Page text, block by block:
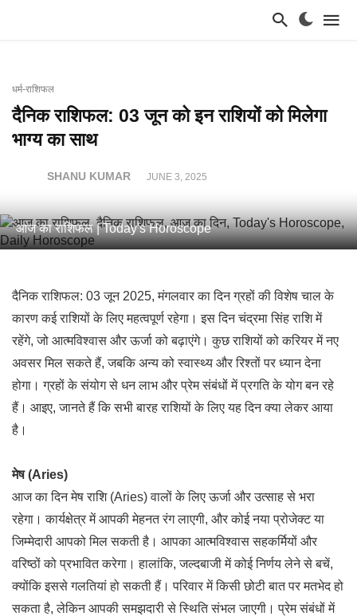
धर्म-राशिफल
दैनिक राशिफल: 03 जून को इन राशियों को मिलेगा
भाग्य का साथ
SHANU KUMAR JUNE 3, 2025
आज का राशिफल | Today's Horoscope
दैनिक राशिफल: 03 जून 2025, मंगलवार का दिन ग्रहों की विशेष चाल के
कारण कई राशियों के लिए महत्वपूर्ण रहेगा। इस दिन चंद्रमा सिंह राशि में
रहेंगे, जो आत्मविश्वास और ऊर्जा को बढ़ाएंगे। कुछ राशियों को करियर में नए
अवसर मिल सकते हैं, जबकि अन्य को स्वास्थ्य और रिश्तों पर ध्यान देना
होगा। ग्रहों के संयोग से धन लाभ और प्रेम संबंधों में प्रगति के योग बन रहे
हैं। आइए, जानते हैं कि सभी बारह राशियों के लिए यह दिन क्या लेकर आया
है।
मेष (Aries)
आज का दिन मेष राशि (Aries) वालों के लिए ऊर्जा और उत्साह से भरा
रहेगा। कार्यक्षेत्र में आपकी मेहनत रंग लाएगी, और कोई नया प्रोजेक्ट या
जिम्मेदारी आपको मिल सकती है। आपका आत्मविश्वास सहकर्मियों और
वरिष्ठों को प्रभावित करेगा। हालांकि, जल्दबाजी में कोई निर्णय लेने से बचें,
क्योंकि इससे गलतियां हो सकती हैं। परिवार में किसी छोटी बात पर मतभेद हो
सकता है, लेकिन आपकी समझदारी से स्थिति संभल जाएगी। प्रेम संबंधों में